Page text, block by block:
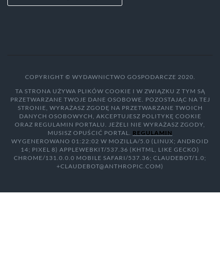
COPYRIGHT © WYDAWNICTWO GOSPODARCZE 2020.
TA STRONA UŻYWA PLIKÓW COOKIE I W ZWIĄZKU Z TYM SĄ
PRZETWARZANE TWOJE DANE OSOBOWE. POZOSTAJĄC NA TEJ
STRONIE, WYRAŻASZ ZGODĘ NA PRZETWARZANE TWOICH
DANYCH OSOBOWYCH, AKCEPTUJESZ POLITYKĘ COOKIE
ORAZ REGULAMIN PORTALU. JEŻELI NIE WYRAŻASZ ZGODY,
MUSISZ OPUŚCIĆ PORTAL. REGULAMIN
WYGENEROWANO 01:22:02 W MOZILLA/5.0 (LINUX; ANDROID
14; PIXEL 8) APPLEWEBKIT/537.36 (KHTML, LIKE GECKO)
CHROME/131.0.0.0 MOBILE SAFARI/537.36; CLAUDEBOT/1.0;
+CLAUDEBOT@ANTHROPIC.COM)